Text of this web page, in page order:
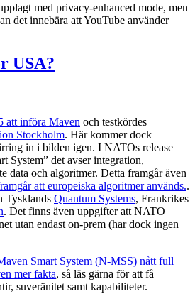
med privacy-enhanced mode, men
det innebära att YouTube använder
USA?
att införa Maven och testkördes
Stockholm. Här kommer dock
in i bilden igen. I NATOs release
System” det avser integration,
data och algoritmer. Detta framgår även
att europeiska algoritmer används..
Tysklands Quantum Systems, Frankrikes
. Det finns även uppgifter att NATO
utan endast on-prem (har dock ingen
Smart System (N-MSS) nått full
mer fakta, så läs gärna för att få
suveränitet samt kapabiliteter.